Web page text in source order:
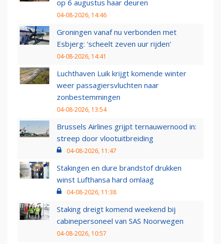
op 6 augustus haar deuren
04-08-2026, 14:46
Groningen vanaf nu verbonden met
Esbjerg: 'scheelt zeven uur rijden'
04-08-2026, 14:41
Luchthaven Luik krijgt komende winter
weer passagiersvluchten naar
zonbestemmingen
04-08-2026, 13:54
Brussels Airlines grijpt ternauwernood in:
streep door vlootuitbreiding
04-08-2026, 11:47
Stakingen en dure brandstof drukken
winst Lufthansa hard omlaag
04-08-2026, 11:38
Staking dreigt komend weekend bij
cabinepersoneel van SAS Noorwegen
04-08-2026, 10:57